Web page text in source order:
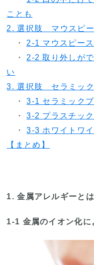
ことも
2. 選択肢 マウスピ
・ 2-1 マウスピー
・ 2-2 取り外しが
い
3. 選択肢 セラミック
・3-1 セラミック
・3-2 プラスチッ
・3-3 ホワイトワ
【まとめ】
1. 金属アレルギーとは
1-1 金属のイオン化に